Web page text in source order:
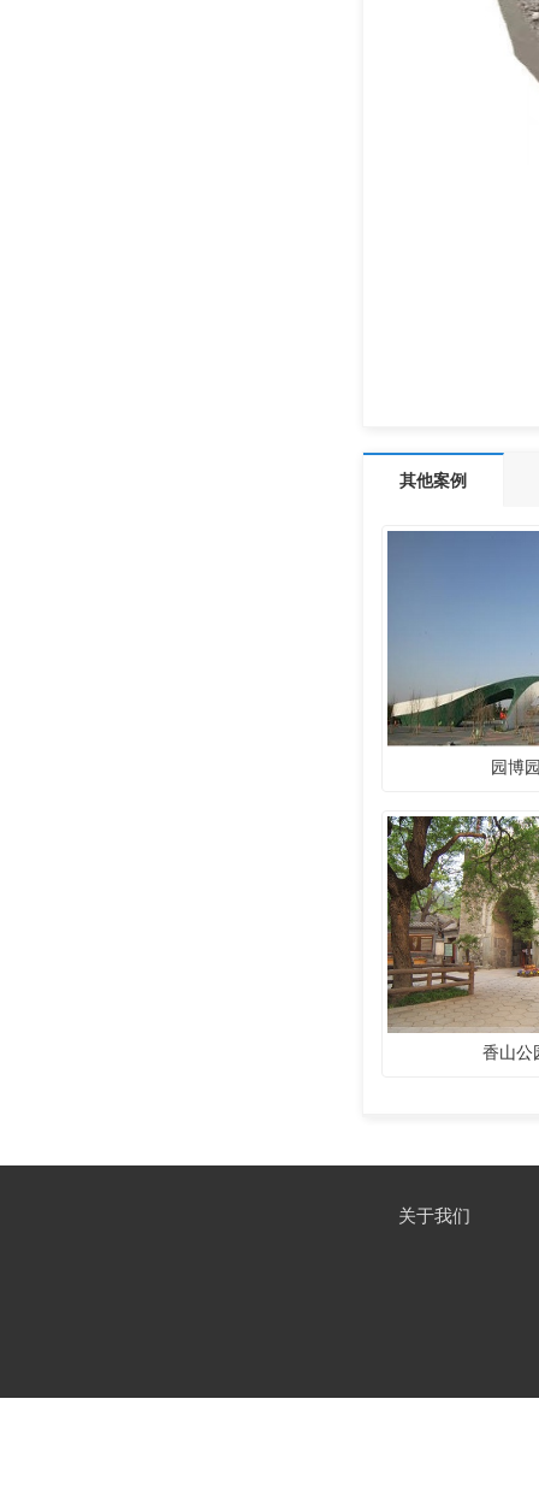
其他案例
园博
香山公
关于我们